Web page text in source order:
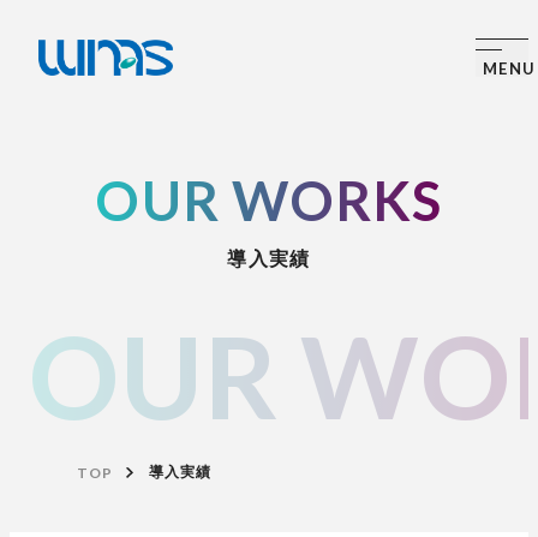
OUR WORKS
導入実績
OUR
TOP 導入実績